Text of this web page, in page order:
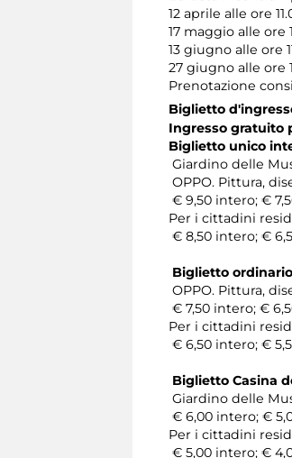
12 aprile alle ore
17 maggio alle ore
13 giugno alle ore
27 giugno alle ore
Prenotazione
Biglietto
Ingresso gratuito
Biglietto unico
Giardino delle
OPPO. Pittura,
€ 9,50 intero; €
Per i cittadini
€ 8,50 intero; €
Biglietto
OPPO. Pittura,
€ 7,50 intero; €
Per i cittadini
€ 6,50 intero; €
Biglietto Casina
Giardino delle
€ 6,00 intero; €
Per i cittadini
€ 5,00 intero; €